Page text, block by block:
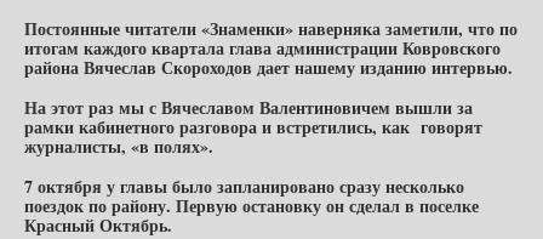
Постоянные читатели «Знаменки» наверняка заметили, что по
итогам каждого квартала глава администрации Ковровского
района Вячеслав Скороходов дает нашему изданию интервью.
На этот раз мы с Вячеславом Валентиновичем вышли за
рамки кабинетного разговора и встретились, как говорят
журналисты, «в полях».
7 октября у главы было запланировано сразу несколько
поездок по району. Первую остановку он сделал в поселке
Красный Октябрь.